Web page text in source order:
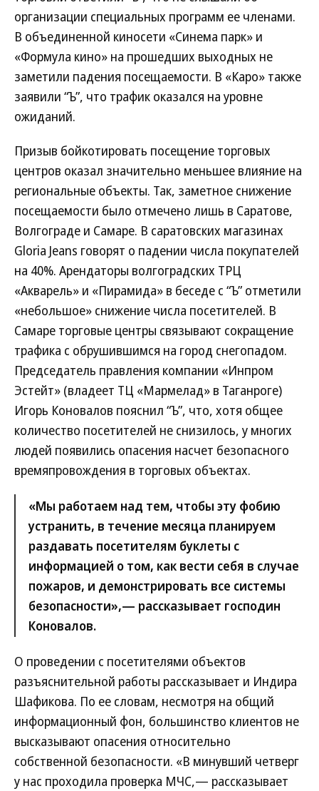
организации специальных программ ее членами.
В объединенной киносети «Синема парк» и
«Формула кино» на прошедших выходных не
заметили падения посещаемости. В «Каро» также
заявили “Ъ”, что трафик оказался на уровне
ожиданий.
Призыв бойкотировать посещение торговых
центров оказал значительно меньшее влияние на
региональные объекты. Так, заметное снижение
посещаемости было отмечено лишь в Саратове,
Волгограде и Самаре. В саратовских магазинах
Gloria Jeans говорят о падении числа покупателей
на 40%. Арендаторы волгоградских ТРЦ
«Акварель» и «Пирамида» в беседе с “Ъ” отметили
«небольшое» снижение числа посетителей. В
Самаре торговые центры связывают сокращение
трафика с обрушившимся на город снегопадом.
Председатель правления компании «Инпром
Эстейт» (владеет ТЦ «Мармелад» в Таганроге)
Игорь Коновалов пояснил “Ъ”, что, хотя общее
количество посетителей не снизилось, у многих
людей появились опасения насчет безопасного
времяпровождения в торговых объектах.
«Мы работаем над тем, чтобы эту фобию
устранить, в течение месяца планируем
раздавать посетителям буклеты с
информацией о том, как вести себя в случае
пожаров, и демонстрировать все системы
безопасности»,— рассказывает господин
Коновалов.
О проведении с посетителями объектов
разъяснительной работы рассказывает и Индира
Шафикова. По ее словам, несмотря на общий
информационный фон, большинство клиентов не
высказывают опасения относительно
собственной безопасности. «В минувший четверг
у нас проходила проверка МЧС,— рассказывает